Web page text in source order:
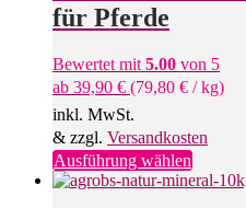
auf
der
werden
für Pferde
Bewertet mit 5.00 von 5
ab 39,90 € (79,80 € /kg)
inkl. MwSt.
& zzgl. Versandkosten
Ausführung wählenDieses
Produkt